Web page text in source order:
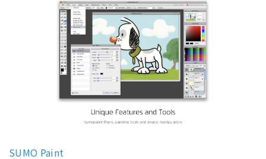
SUMO Paint